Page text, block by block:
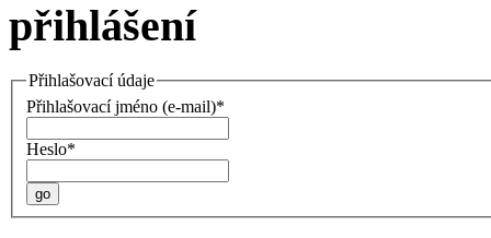
přihlášení
Přihlašovací údaje
Přihlašovací jméno (e-mail)*
Heslo*
go